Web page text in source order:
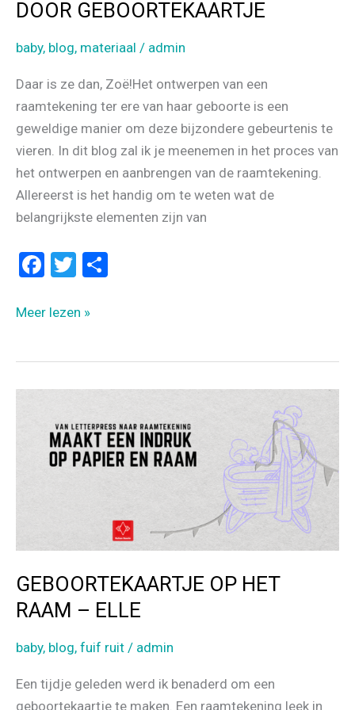
DOOR GEBOORTEKAARTJE
baby, blog, materiaal / admin
Daar is ze dan, Zoë!Het ontwerpen van een
raamtekening ter ere van haar geboorte is een
geweldige manier om deze bijzondere gebeurtenis te
vieren. In dit blog zal ik je meenemen in het proces van
het ontwerpen en aanbrengen van de raamtekening.
Allereerst is het handig om te weten wat de
belangrijkste elementen zijn van
F
ce
o
o
k
T
tt
UNIEKE
GEBOORTEKAARTJE
Meer lezen »
GEBOORTEKAARTJE OP HET
RAAM – ELLE
baby, blog, fuif ruit / admin
Een tijdje geleden werd ik benaderd om een
geboortekaartje te maken. Een raamtekening leek in